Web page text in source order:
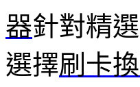
器針對精
選擇刷卡